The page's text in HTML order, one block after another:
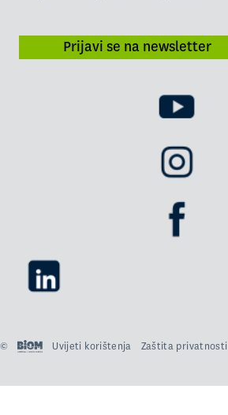
Prijavi se na newsletter
© Uvijeti korištenja Zaštita privatnosti